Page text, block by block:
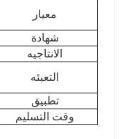
معيار
شهادة
الانتاجيه
التعبئه
تطبيق
وقت التسليم